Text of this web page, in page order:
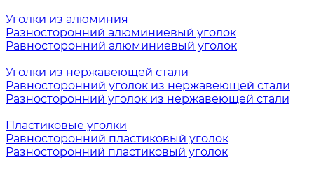
Уголки из алюминия
Разносторонний алюминиевый уголок
Равносторонний алюминиевый уголок
Уголки из нержавеющей стали
Равносторонний уголок из нержавеющей стали
Разносторонний уголок из нержавеющей стали
Пластиковые уголки
Равносторонний пластиковый уголок
Разносторонний пластиковый уголок